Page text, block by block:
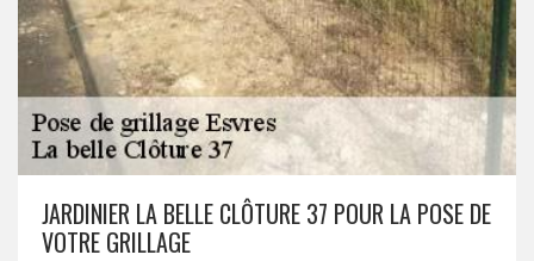
JARDINIER LA BELLE CLÔTURE 37 POUR LA POSE DE
VOTRE GRILLAGE